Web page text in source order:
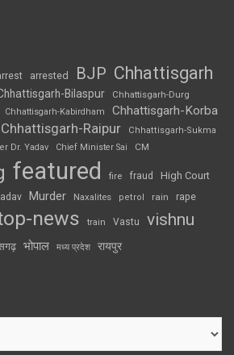
arrested BJP Chhattisgarh
Bilaspur Chhattisgarh-Durg
Chhattisgarh-Kabirdham Chhattisgarh-Korba
Chhattisgarh-Raipur
Chhattisgarh-Sukma
Dr. Yadav Chief Minister Sai CM
featured fire fraud High Court
Murder Naxalites petrol rain rape
news train Vastu vishnu
भोपाल मध्य प्रदेश रायपुर